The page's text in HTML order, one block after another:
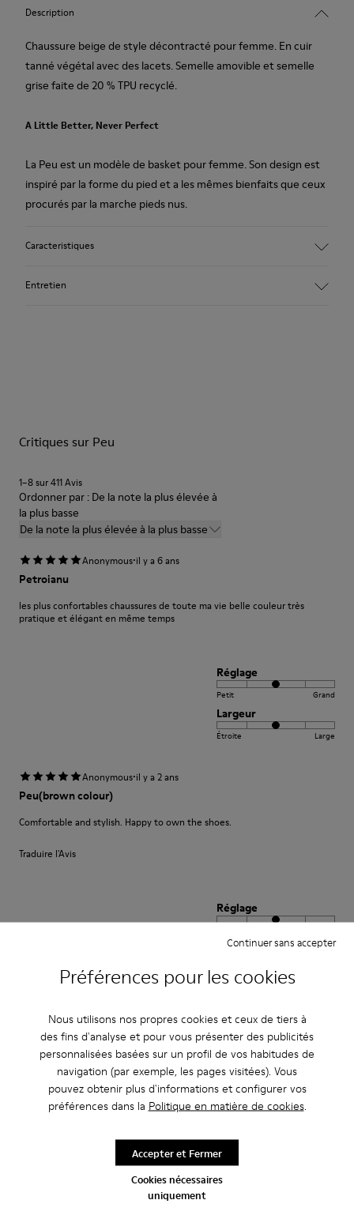
Préférences pour les cookies
Nous utilisons nos propres cookies et ceux de tiers à
des fins d'analyse et pour vous présenter des publicités
personnalisées basées sur un profil de vos habitudes de
navigation (par exemple, les pages visitées). Vous
pouvez obtenir plus d'informations et configurer vos
préférences dans la Politique en matière de cookies.
Cookies nécessaires
uniquement
Continuer sans accepter
Accepter et Fermer
Description
Chaussure beige de style décontracté pour femme. En cuir
tanné végétal avec des lacets. Semelle amovible et semelle
grise faite de 20 % TPU recyclé.
A Little Better, Never Perfect
La Peu est un modèle de basket pour femme. Son design est
inspiré par la forme du pied et a les mêmes bienfaits que ceux
procurés par la marche pieds nus.
Caracteristiques
Semelle intérieure
Doublure
59 % Cuir de porc 41 % Textile (100 % PET recyclé)
A Little Better
Entretien
Pour obtenir des instructions détaillées sur l’entretien de
des chaussures
Critiques sur Peu
1–8 sur 411 Avis
Ordonner par : De la note la plus élevée à
la plus basse
De la note la plus élevée à la plus basse
Anonymous·il y a 6 ans
Petroianu
les plus confortables chaussures de toute ma vie belle couleur très
pratique et élégant en même temps
Réglage
Petit Grand
Largeur
Étroite Large
Anonymous·il y a 2 ans
Peu(brown colour)
Comfortable and stylish. Happy to own the shoes.
Traduire l'Avis
Réglage
Largeur
Anonymous
Excelente
Muy comodo excelente compra me gusto
Traduire l'Avis
Réglage
Petit
Largeur